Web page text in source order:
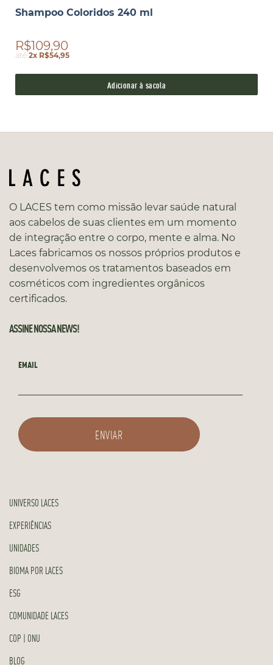
Shampoo Coloridos 240 ml
R$109,90
até2x R$54,95
Adicionar à sacola
O LACES tem como missão levar saúde natural
aos cabelos de suas clientes em um momento
de integração entre o corpo, mente e alma. No
Laces fabricamos os nossos próprios produtos e
desenvolvemos os tratamentos baseados em
cosméticos com ingredientes orgânicos
certificados.
ASSINE NOSSA NEWS!
EMAIL
UNIVERSO LACES
EXPERIÊNCIAS
UNIDADES
BIOMA POR LACES
ESG
COMUNIDADE LACES
COP | ONU
BLOG